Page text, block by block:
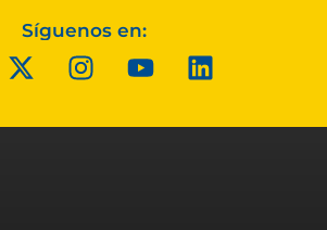
Síguenos en: